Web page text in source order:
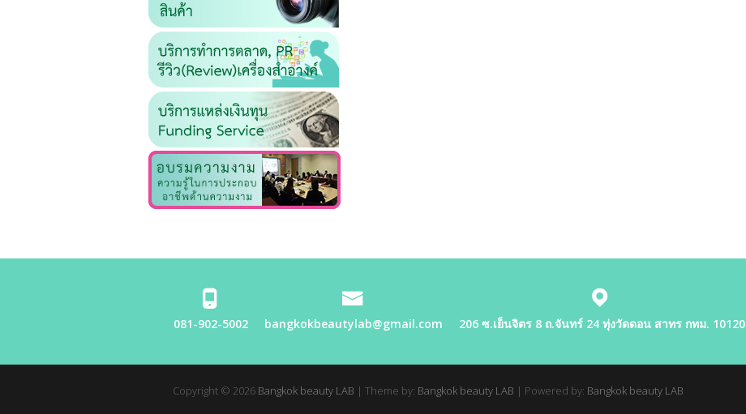
081-902-5002 bangkokbeautylab@gmail.com 206 ซ.เย็นจิตร 8 ถ.จันทร์ 24 ทุ่งวัดดอน สาทร กทม. 10120
Copyright © 2026 Bangkok beauty LAB | Theme by: Bangkok beauty LAB | Powered by: Bangkok beauty LAB